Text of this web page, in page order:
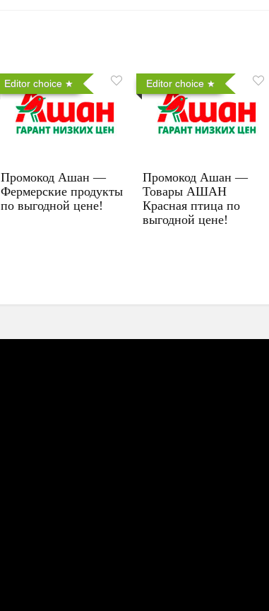
Editor choice
Промокод Ашан —
Фермерские продукты
по выгодной цене!
Editor choice
Промокод Ашан —
Товары АШАН
Красная птица по
выгодной цене!